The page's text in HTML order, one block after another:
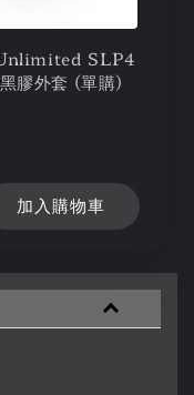
SLP4
膠外套 (單購)
加入購物車